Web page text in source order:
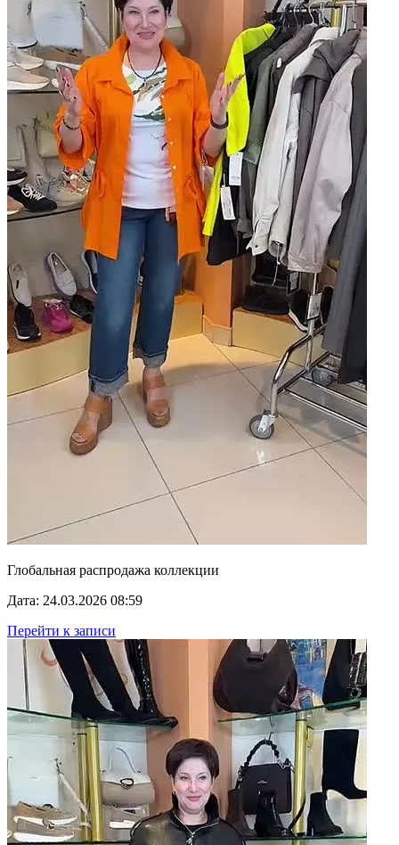
Глобальная распродажа коллекции
Дата: 24.03.2026 08:59
Перейти к записи